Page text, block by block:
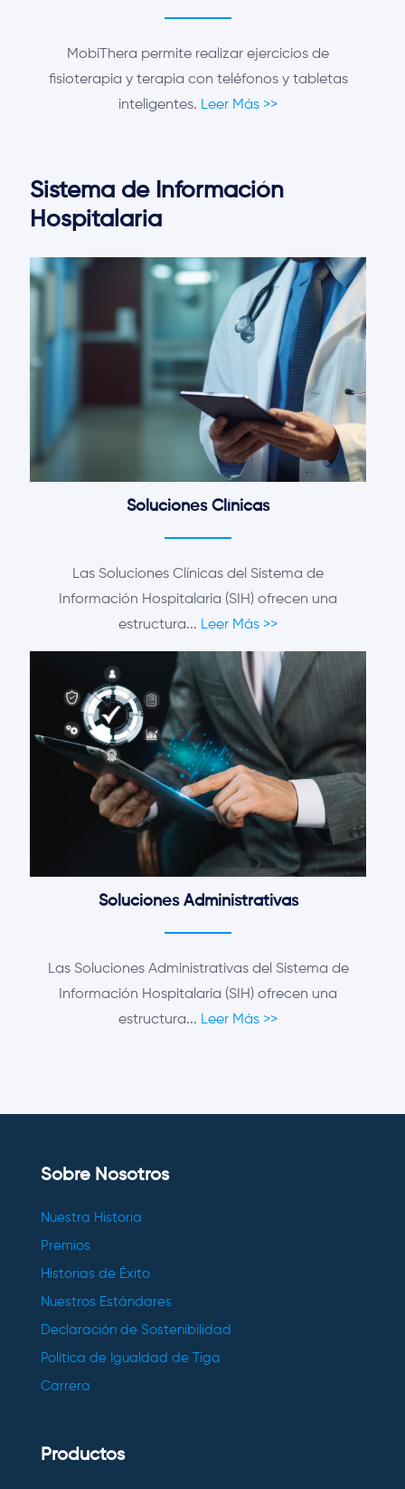
MobiThera permite realizar ejercicios de
fisioterapia y terapia con teléfonos y tabletas
inteligentes. Leer Más >>
Sistema de Información
Hospitalaria
Soluciones Clínicas
Las Soluciones Clínicas del Sistema de
Información Hospitalaria (SIH) ofrecen una
estructura... Leer Más >>
Soluciones Administrativas
Las Soluciones Administrativas del Sistema de
Información Hospitalaria (SIH) ofrecen una
estructura... Leer Más >>
Sobre Nosotros
Nuestra Historia
Premios
Historias de Éxito
Nuestros Estándares
Declaración de Sostenibilidad
Política de Igualdad de Tiga
Carrera
Productos